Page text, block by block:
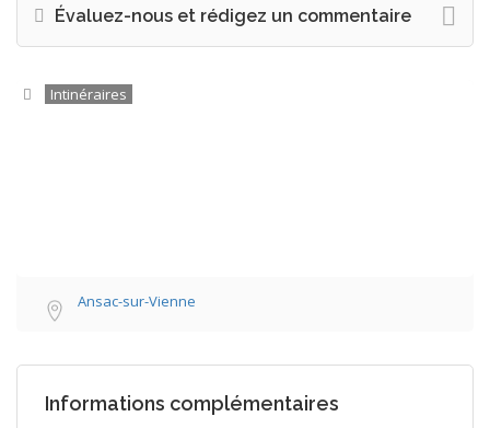
Évaluez-nous et rédigez un commentaire
Intinéraires
Ansac-sur-Vienne
Informations complémentaires